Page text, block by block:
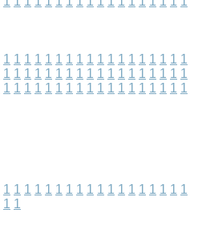
1 1 1 1 1 1 1 1 1 1 1 1 1 1 1 1 1 1
1 1 1 1 1 1 1 1 1 1 1 1 1 1 1 1 1 1
1 1 1 1 1 1 1 1 1 1 1 1 1 1 1 1 1 1
1 1 1 1 1 1 1 1 1 1 1 1 1 1 1 1 1 1
1 1